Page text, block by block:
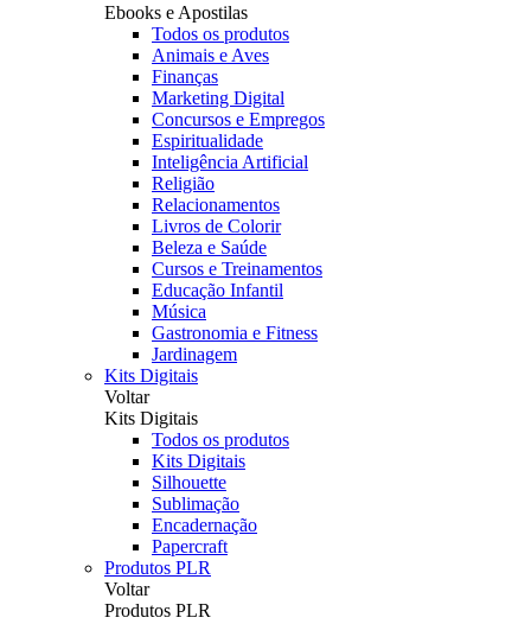
Ebooks e Apostilas
Todos os produtos
Animais e Aves
Finanças
Marketing Digital
Concursos e Empregos
Espiritualidade
Inteligência Artificial
Religião
Relacionamentos
Livros de Colorir
Beleza e Saúde
Cursos e Treinamentos
Educação Infantil
Música
Gastronomia e Fitness
Jardinagem
Kits Digitais
Voltar
Kits Digitais
Todos os produtos
Kits Digitais
Silhouette
Sublimação
Encadernação
Papercraft
Produtos PLR
Voltar
Produtos PLR